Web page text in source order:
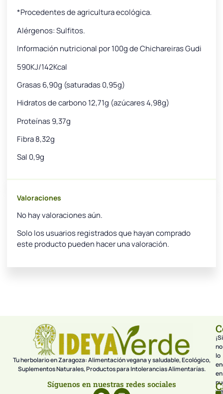
*Procedentes de agricultura ecológica.
Alérgenos: Sulfitos.
Información nutricional por 100g de Chichareiras Gudi
590KJ/142Kcal
Grasas 6,90g (saturadas 0,95g)
Hidratos de carbono 12,71g (azúcares 4,98g)
Proteínas 9,37g
Fibra 8,32g
Sal 0,9g
Valoraciones
No hay valoraciones aún.
Solo los usuarios registrados que hayan comprado
este producto pueden hacer una valoración.
Tu herbolario en Zaragoza: Alimentación vegana y saludable, Ecológico,
Suplementos Naturales, Productos para Intolerancias Alimentarías.
Síguenos en nuestras redes sociales
¡Si
no
lo
en